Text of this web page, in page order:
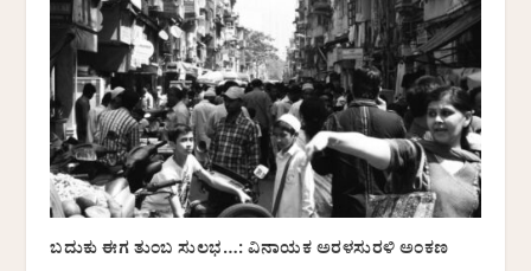
ಬದುಕು ಈಗ ತುಂಬ ಸುಲಭ…: ವಿನಾಯಕ ಅರಳಸುರಳಿ ಅಂಕಣ